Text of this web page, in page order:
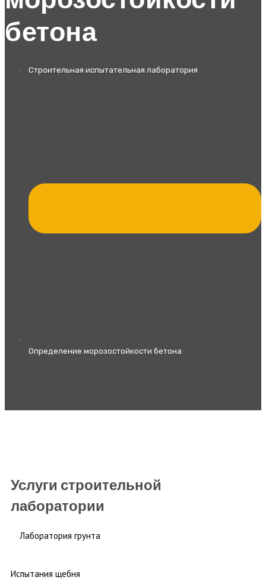
бетона
Строительная испытательная лаборатория
Определение морозостойкости бетона
Услуги строительной
лаборатории
Лаборатория грунта
Испытания щебня